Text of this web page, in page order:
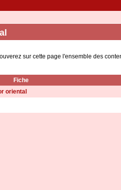
sur cette page l'ensemble des
Fiche
oriental